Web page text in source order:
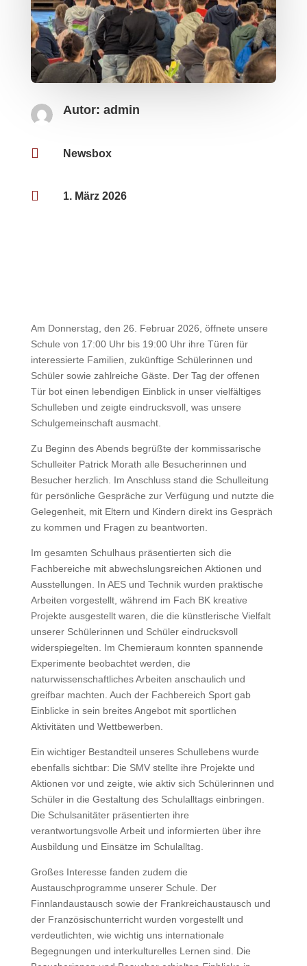
Autor: admin
 Newsbox
 1. März 2026
Am Donnerstag, den 26. Februar 2026, öffnete unsere
Schule von 17:00 Uhr bis 19:00 Uhr ihre Türen für
interessierte Familien, zukünftige Schülerinnen und
Schüler sowie zahlreiche Gäste. Der Tag der offenen
Tür bot einen lebendigen Einblick in unser vielfältiges
Schulleben und zeigte eindrucksvoll, was unsere
Schulgemeinschaft ausmacht.
Zu Beginn des Abends begrüßte der kommissarische
Schulleiter Patrick Morath alle Besucherinnen und
Besucher herzlich. Im Anschluss stand die Schulleitung
für persönliche Gespräche zur Verfügung und nutzte die
Gelegenheit, mit Eltern und Kindern direkt ins Gespräch
zu kommen und Fragen zu beantworten.
Im gesamten Schulhaus präsentierten sich die
Fachbereiche mit abwechslungsreichen Aktionen und
Ausstellungen. In AES und Technik wurden praktische
Arbeiten vorgestellt, während im Fach BK kreative
Projekte ausgestellt waren, die die künstlerische Vielfalt
unserer Schülerinnen und Schüler eindrucksvoll
widerspiegelten. Im Chemieraum konnten spannende
Experimente beobachtet werden, die
naturwissenschaftliches Arbeiten anschaulich und
greifbar machten. Auch der Fachbereich Sport gab
Einblicke in sein breites Angebot mit sportlichen
Aktivitäten und Wettbewerben.
Ein wichtiger Bestandteil unseres Schullebens wurde
ebenfalls sichtbar: Die SMV stellte ihre Projekte und
Aktionen vor und zeigte, wie aktiv sich Schülerinnen und
Schüler in die Gestaltung des Schulalltags einbringen.
Die Schulsanitäter präsentierten ihre
verantwortungsvolle Arbeit und informierten über ihre
Ausbildung und Einsätze im Schulalltag.
Großes Interesse fanden zudem die
Austauschprogramme unserer Schule. Der
Finnlandaustausch sowie der Frankreichaustausch und
der Französischunterricht wurden vorgestellt und
verdeutlichten, wie wichtig uns internationale
Begegnungen und interkulturelles Lernen sind. Die